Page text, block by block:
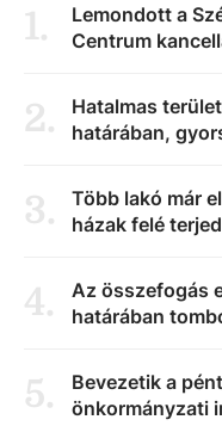
1.
Lemondott a
Centrum
2.
Hatalmas
határában,
3.
Több lakó már
házak felé
4.
Az összefogás
határában
5.
Bevezetik a
önkormányzati